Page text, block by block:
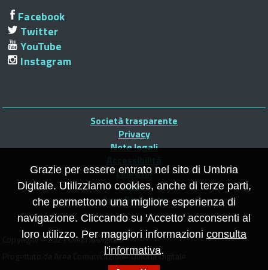
Facebook
Twitter
YouTube
Instagram
Piè
pagina
Società trasparente
Privacy
Note legali
Link utili
Credits
Area Riservata
Copyright © 2021 Umbria Digitale
Progettato da Area Comunicazione Umbria Digitale
Grazie per essere entrato nel sito di Umbria
Digitale. Utilizziamo cookies, anche di terze parti,
che permettono una migliore esperienza di
navigazione. Cliccando su 'Accetto' acconsenti al
loro utilizzo. Per maggiori informazioni consulta
l'informativa.